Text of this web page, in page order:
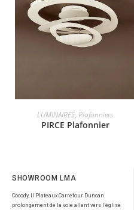
LUMINAIRES,Plafonniers
PIRCE Plafonnier
SHOWROOM LMA
Cocody, II Plateaux Carrefour Duncan
prolongement de la voie allant vers l’église